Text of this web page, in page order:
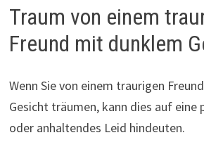
Traum von einem
Freund mit dunklem
Wenn Sie von einem traurigen
Gesicht träumen, kann dies auf eine
oder anhaltendes Leid hindeuten.